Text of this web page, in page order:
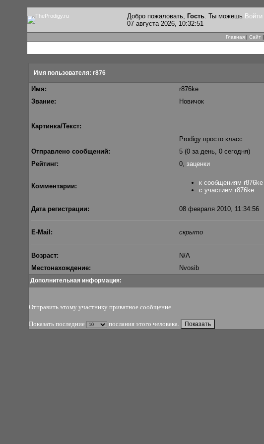
Добро пожаловать, Гость. Ты можешь Войти
07 августа 2026, 10:32:51
Главная | Сайт |
Имя пользователя: r876
Имя:
r876ke
Звание:
Новичок
Картинка/Текст:
Prodigy просто класс
Отправлено сообщений:
5 (0 за день, 0 сегодня)
Рейтинг:
0, заценки
Комментарии:
к сообщениям r876ke
с участием r876ke
Дата регистрации: 08 февраля 2010, 11:34:56
E-Mail: скрыто
Возраст:
N/A
Местонахождение:
Nvosib
Дополнительная информация:
Отправить этому участнику приватное сообщение.
Показать последние послания этого человека.